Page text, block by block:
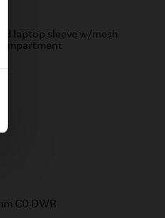
laptop sleeve w/mesh
C0 DWR